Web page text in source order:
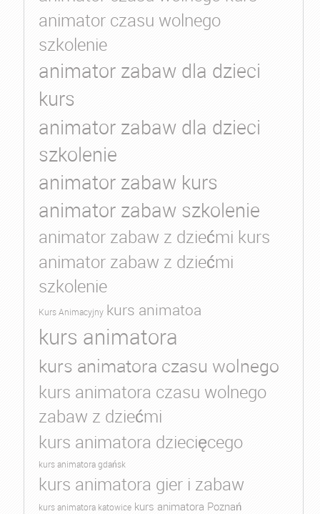
animator czasu wolnego
szkolenie
animator zabaw dla dzieci
kurs
animator zabaw dla dzieci
szkolenie
animator zabaw kurs
animator zabaw szkolenie
animator zabaw z dziećmi kurs
animator zabaw z dziećmi
szkolenie
Kurs Animacyjny kurs animatoa
kurs animatora
kurs animatora czasu wolnego
kurs animatora czasu wolnego
zabaw z dziećmi
kurs animatora dziecięcego
kurs animatora gdańsk
kurs animatora gier i zabaw
kurs animatora katowice kurs animatora Poznań